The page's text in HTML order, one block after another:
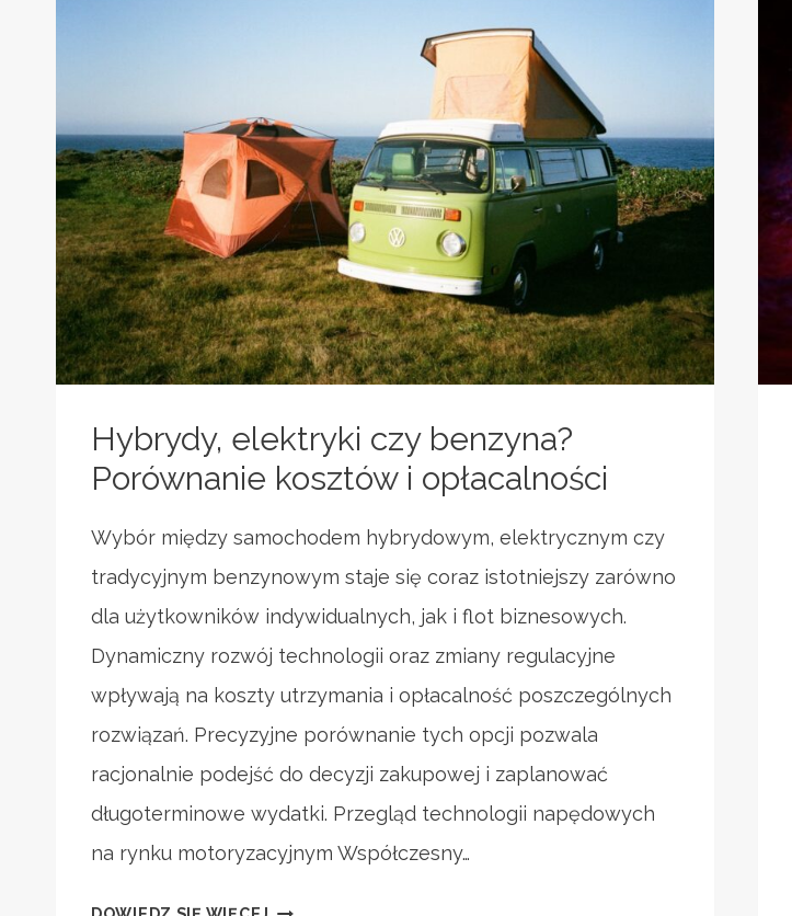
Hybrydy, elektryki czy benzyna?
Porównanie kosztów i opłacalności
Wybór między samochodem hybrydowym, elektrycznym czy
tradycyjnym benzynowym staje się coraz istotniejszy zarówno
dla użytkowników indywidualnych, jak i flot biznesowych.
Dynamiczny rozwój technologii oraz zmiany regulacyjne
wpływają na koszty utrzymania i opłacalność poszczególnych
rozwiązań. Precyzyjne porównanie tych opcji pozwala
racjonalnie podejść do decyzji zakupowej i zaplanować
długoterminowe wydatki. Przegląd technologii napędowych
na rynku motoryzacyjnym Współczesny…
HYBRYDY,